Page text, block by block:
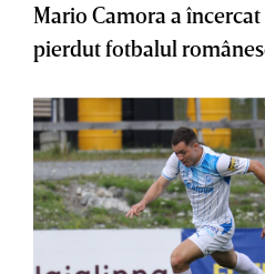
Mario Camora a
pierdut fotbalul